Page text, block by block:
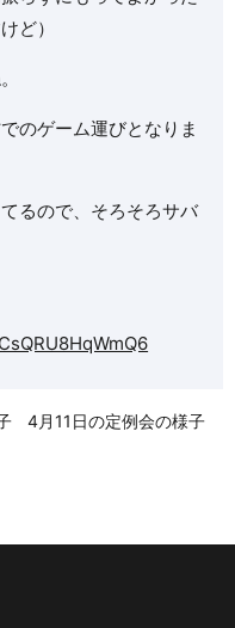
ど）
のゲーム運びとなりま
るので、そろそろサバ
4月11日の定例会の様子